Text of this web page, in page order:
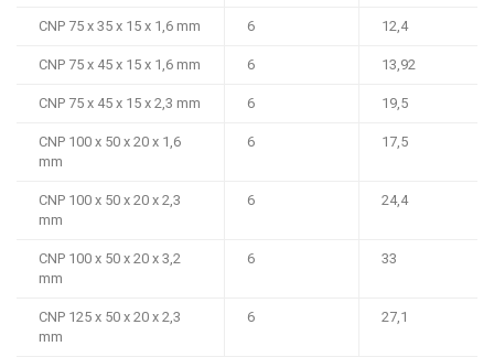
CNP 75 x 35 x 15 x 1,6 mm
6
12,4
CNP 75 x 45 x 15 x 1,6 mm
6
13,92
CNP 75 x 45 x 15 x 2,3 mm
6
19,5
CNP 100 x 50 x 20 x 1,6
mm
6 17,5
CNP 100 x 50 x 20 x 2,3
mm
6 24,4
CNP 100 x 50 x 20 x 3,2
mm
6 33
CNP 125 x 50 x 20 x 2,3
mm
6 27,1